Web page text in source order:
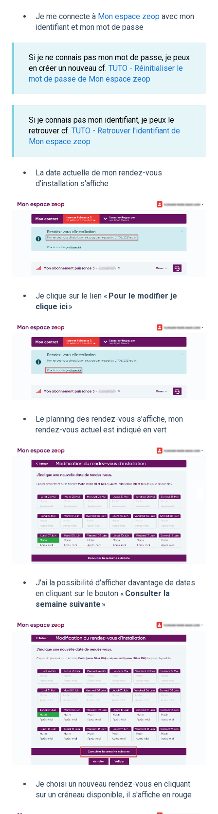
Je me connecte à Mon espace zeop avec mon
identifiant et mon mot de passe
Si je ne connais pas mon mot de passe, je peux
en créer un nouveau cf. TUTO - Réinitialiser le
mot de passe de Mon espace zeop
Si je connais pas mon identifiant, je peux le
retrouver cf. TUTO - Retrouver l'identifiant de
Mon espace zeop
La date actuelle de mon rendez-vous
d'installation s'affiche
Je clique sur le lien « Pour le modifier je
clique ici»
Le planning des rendez-vous s'affiche, mon
rendez-vous actuel est indiqué en vert
J'ai la possibilité d'afficher davantage de dates
en cliquant sur le bouton « Consulter la
semaine suivante »
Je choisi un nouveau rendez-vous en cliquant
sur un créneau disponible, il s'affiche en rouge